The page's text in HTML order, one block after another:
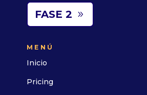
FASE 2
MENÚ
Inicio
Pricing